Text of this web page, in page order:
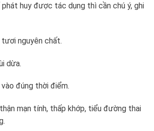
huy được tác dụng thì cần chú ý, ghi
nguyên chất.
dừa.
đúng thời điểm.
mạn tính, thấp khớp, tiểu đường thai